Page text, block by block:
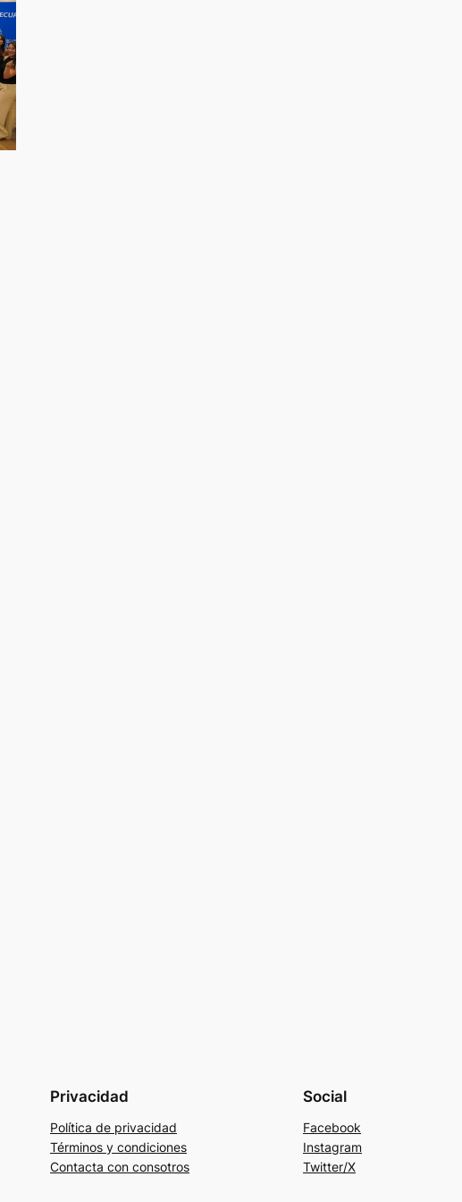
Privacidad
Política de privacidad
Términos y condiciones
Contacta con consotros
Social
Facebook
Instagram
Twitter/X